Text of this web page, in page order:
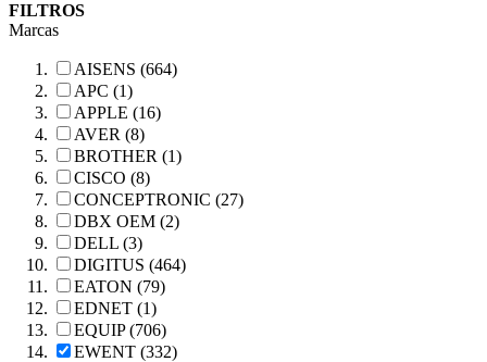
FILTROS
Marcas
AISENS (664)
APC (1)
APPLE (16)
AVER (8)
BROTHER (1)
CISCO (8)
CONCEPTRONIC (27)
DBX OEM (2)
DELL (3)
DIGITUS (464)
EATON (79)
EDNET (1)
EQUIP (706)
EWENT (332)